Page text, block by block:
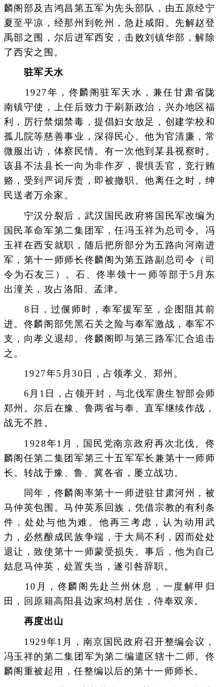
麟阁部及吉鸿昌第五军为先头部队，由五原经宁
夏至平凉，经那州到乾州，急赴咸阳。先解赵登
禹部之围，尔后进军西安，击败刘镇华部，解除
了西安之围。
驻军天水
1927年，佟麟阁驻军天水，兼任甘肃省陇
南镇守使，上任后致力于刷新政治，兴办地区福
利，厉行禁烟禁毒，提倡妇女放足，创建学校和
孤儿院等慈善事业，深得民心。他为官清廉，常
微服出访，体察民情。有一次他到某县视察时。
该县不法县长一向为非作歹，畏惧丢官，竞行贿
赂，受到严词斥责，即被撤职。他离任之时，绅
民送者万余家。
宁汉分裂后，武汉国民政府将国民军改编为
国民革命军第二集团军，任冯玉祥为总司令。冯
玉祥在西安就职，随后把所部分为五路向河南进
军，第十一师师长佟麟阁为第五路副总司令（司
令为石友三）。石、佟率领十一师等部于5月东
出潼关，攻占洛阳、孟津。
8日，过偃师时，奉军援军至，企图阻其前
进。佟麟阁部凭黑石关之险与奉军激战，奉军不
支，向孝义退却。佟麟阁即与第三路军汇合追击
之。
1927年5月30日，占领孝义、郑州。
6月1日，占领开封，与北伐军唐生智部会师
郑州。尔后在豫、鲁两省与奉、直军继续作战，
战无不胜。
1928年1月，国民党南京政府再次北伐。佟
麟阁任第二集团军第三十五军军长兼第十一师师
长。转战于豫、鲁、冀各省，屡立战功。
同年，佟麟阁率第十一师进驻甘肃河州，被
马仲英包围。马仲英系回族，凭借宗教的有利条
件，处处与他为难。他再三考虑，认为动用武
力，必然酿成民族争端，于大局不利，因而处处
退让，致使第十一师蒙受损失。事后，他为自己
姑息马仲英，处置失当，遂引咎辞职。
10月，佟麟阁先赴兰州休息，一度解甲归
田，回原籍高阳县边家坞村居住，侍奉双亲。
再度出山
1929年1月，南京国民政府召开整编会议，
冯玉祥的第二集团军为第二编遣区辖十二师。佟
麟阁重被起用，任整编以后的第十一师师长。